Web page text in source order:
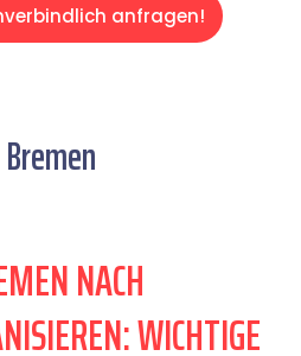
anfragen!
NACH
WICHTIGE